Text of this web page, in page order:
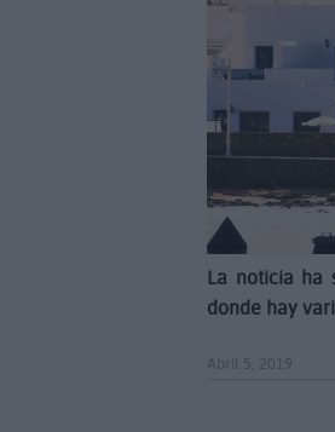
La noticia ha
donde hay
Abril 5, 2019